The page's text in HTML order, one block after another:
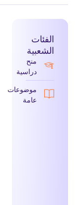
الفئات
الشعبية
منح
دراسية
موضوعات
عامة